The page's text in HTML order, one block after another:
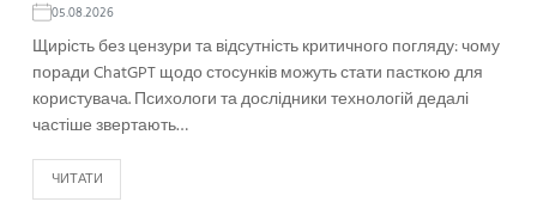
05.08.2026
Щирість без цензури та відсутність критичного погляду: чому
поради ChatGPT щодо стосунків можуть стати пасткою для
користувача. Психологи та дослідники технологій дедалі
частіше звертають…
ЧИТАТИ